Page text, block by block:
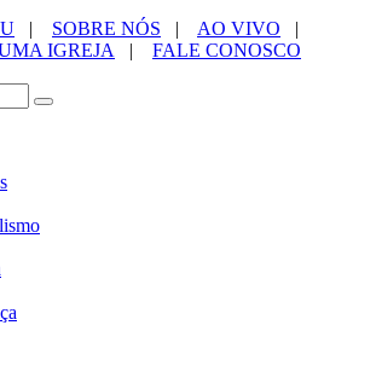
| SOBRE NÓS | AO VIVO |
IGREJA | FALE CONOSCO